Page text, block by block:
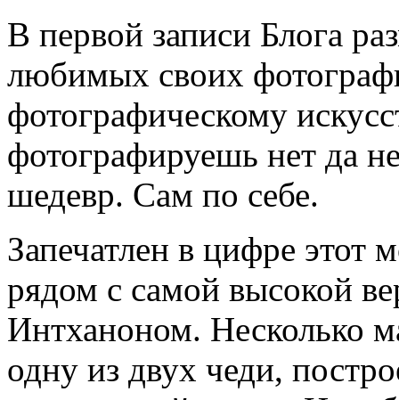
В первой записи Блога
любимых своих
фотографическому
фотографируешь нет да
шедевр. Сам по себе.
Запечатлен в цифре этот
рядом с самой высокой
Интханоном. Несколько
одну из двух чеди,